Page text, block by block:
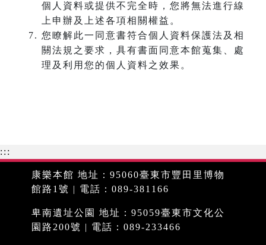
個人資料或提供不完全時，您將無法進行線
上申辦及上述各項相關權益。
您瞭解此一同意書符合個人資料保護法及相
關法規之要求，具有書面同意本館蒐集、處
理及利用您的個人資料之效果。
:::
康樂本館 地址：95060臺東市豐田里博物
館路1號 | 電話：089-381166
卑南遺址公園 地址：95059臺東市文化公
園路200號 | 電話：089-233466